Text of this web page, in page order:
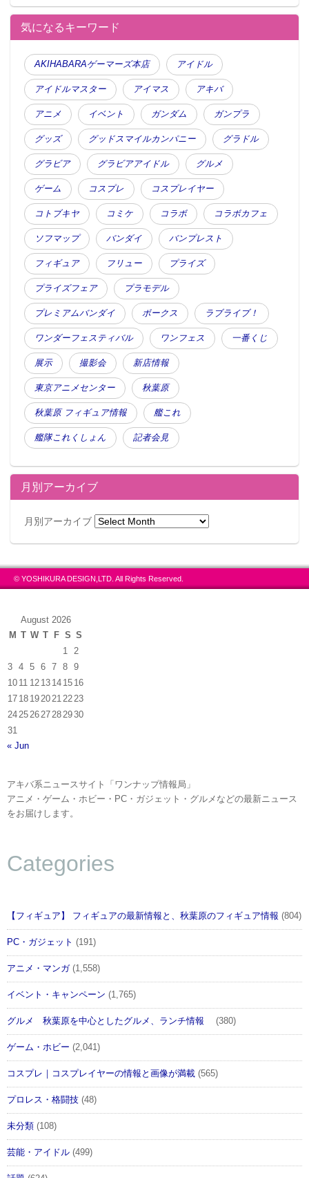
気になるキーワード
AKIHABARAゲーマーズ本店 アイドル
アイドルマスター アイマス アキバ
アニメ イベント ガンダム ガンプラ
グッズ グッドスマイルカンパニー グラドル
グラビア グラビアアイドル グルメ
ゲーム コスプレ コスプレイヤー
コトブキヤ コミケ コラボ コラボカフェ
ソフマップ バンダイ バンプレスト
フィギュア フリュー プライズ
プライズフェア プラモデル
プレミアムバンダイ ボークス ラブライブ！
ワンダーフェスティバル ワンフェス 一番くじ
展示 撮影会 新店情報
東京アニメセンター 秋葉原
秋葉原 フィギュア情報 艦これ
艦隊これくしょん 記者会見
月別アーカイブ
月別アーカイブ
© YOSHIKURA DESIGN,LTD. All Rights Reserved.
August 2026
M T W T F S S
1
2
3
4 5 6 7 8
9
10 11 12 13 14 15 16
17 18 19 20 21 22 23
24 25 26 27 28 2930
31
« Jun
アキバ系ニュースサイト「ワンナップ情報局」
アニメ・ゲーム・ホビー・PC・ガジェット・グルメなどの最新ニュース
をお届けします。
Categories
【フィギュア】 フィギュアの最新情報と、秋葉原のフィギュア情報 (804)
PC・ガジェット (191)
アニメ・マンガ(1,558)
イベント・キャンペーン (1,765)
グルメ 秋葉原を中心としたグルメ、ランチ情報 (380)
ゲーム・ホビー (2,041)
コスプレ｜コスプレイヤーの情報と画像が満載 (565)
プロレス・格闘技 (48)
未分類 (108)
芸能・アイドル (499)